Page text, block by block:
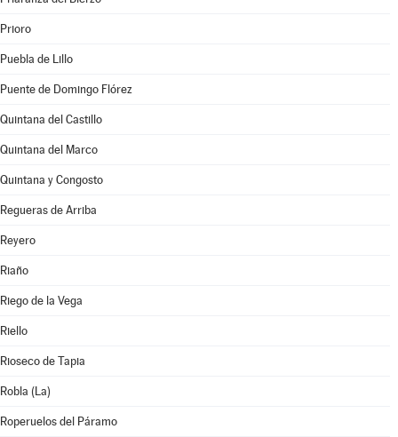
Prioro
Puebla de Lillo
Puente de Domingo Flórez
Quintana del Castillo
Quintana del Marco
Quintana y Congosto
Regueras de Arriba
Reyero
Riaño
Riego de la Vega
Riello
Rioseco de Tapia
Robla (La)
Roperuelos del Páramo